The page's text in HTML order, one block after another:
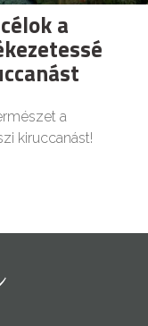
a
a
kiruccanást!